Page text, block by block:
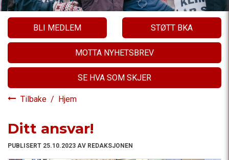
BLI MEDLEM STØTT BKA
MOTTA NYHETSBREV
SE HVA SOM SKJER
Tilbake / Hjem
Ditt ansvar!
PUBLISERT 25.10.2023 AV REDAKSJONEN